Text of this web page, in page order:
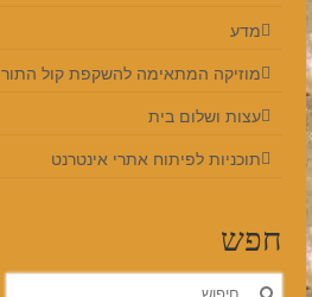
מדע
מוזיקה המתאימה להשקפת קול התור
עצות ושלום בית
תוכניות לפיתוח אתרי אינטרנט
חפש
חפש